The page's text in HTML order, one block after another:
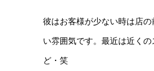
彼はお客様が少ない時は店
い雰囲気です。最近は近く
ど・笑